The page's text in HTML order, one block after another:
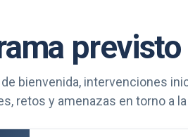
previsto
de bienvenida, intervenciones
retos y amenazas en torno a